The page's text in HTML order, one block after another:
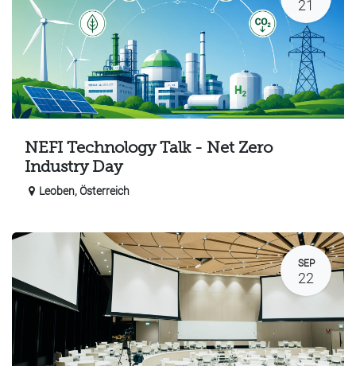
21
NEFI Technology Talk - Net Zero
Industry Day
Leoben,Österreich
SEP
22